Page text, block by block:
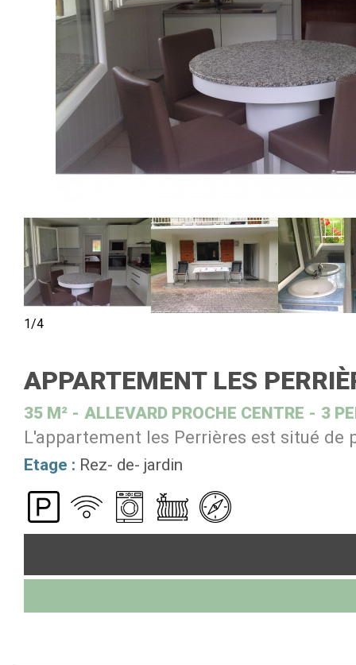
1/4
APPARTEMENT LES
35 M² ALLEVARD PROCHE CENTRE 3
L'appartement les Perrières est situé
Etage : Rez- de- jardin